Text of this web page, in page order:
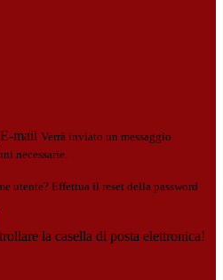
E-mail Verrà inviato un messaggio
necessarie.
utente? Effettua il reset della password
la casella di posta elettronica!